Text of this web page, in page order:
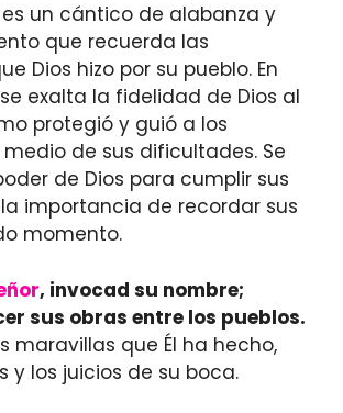
es un cántico de alabanza y
que recuerda las
Dios hizo por su pueblo. En
exalta la fidelidad de Dios al
protegió y guió a los
de sus dificultades. Se
de Dios para cumplir sus
importancia de recordar sus
momento.
, invocad su nombre;
sus obras entre los pueblos.
maravillas que Él ha hecho,
y los juicios de su boca.